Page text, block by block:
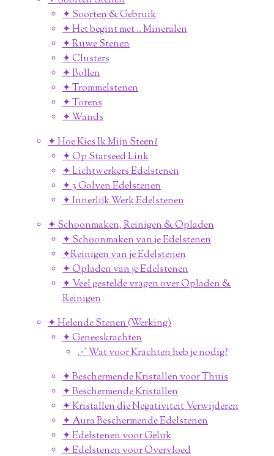
✦ Soorten & Gebruik
✦ Het begint met .. Mineralen
✦ Ruwe Stenen
✦ Clusters
✦ Bollen
✦ Trommelstenen
✦ Torens
✦ Wands
✦ Hoe Kies Ik Mijn Steen?
✦ Op Starseed Link
✦ Lichtwerkers Edelstenen
✦ 3 Golven Edelstenen
✦ Innerlijk Werk Edelstenen
✦ Schoonmaken, Reinigen & Opladen
✦ Schoonmaken van je Edelstenen
✦Reinigen van je Edelstenen
✦ Opladen van je Edelstenen
✦ Veel gestelde vragen over Opladen &
Reinigen
✦ Helende Stenen (Werking)
✦ Geneeskrachten
⋰ Wat voor Krachten heb je nodig?
✦ Beschermende Kristallen voor Thuis
✦ Beschermende Kristallen
✦ Kristallen die Negativiteit Verwijderen
✦ Aura Beschermende Edelstenen
✦ Edelstenen voor Geluk
✦ Edelstenen voor Overvloed